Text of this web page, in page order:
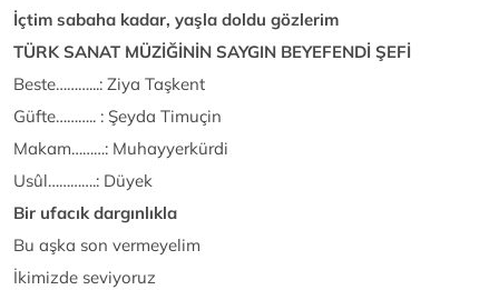
İçtim sabaha kadar, yaşla doldu gözlerim
TÜRK SANAT MÜZİĞİNİN SAYGIN BEYEFENDİ ŞEFİ
Beste………...: Ziya Taşkent
Güfte……….. : Şeyda Timuçin
Makam………: Muhayyerkürdi
Usûl………….: Düyek
Bir ufacık dargınlıkla
Bu aşka son vermeyelim
İkimizde seviyoruz